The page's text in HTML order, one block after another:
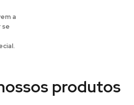
a
se
produtos